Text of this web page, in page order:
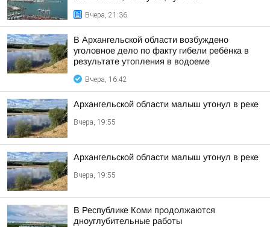
Вчера, 21:36
В Архангельской области возбуждено
уголовное дело по факту гибели ребёнка в
результате утопления в водоеме
Вчера, 16:42
Архангельской области малыш утонул в реке
Вчера, 19:55
Архангельской области малыш утонул в реке
Вчера, 19:55
В Республике Коми продолжаются
дноуглубительные работы